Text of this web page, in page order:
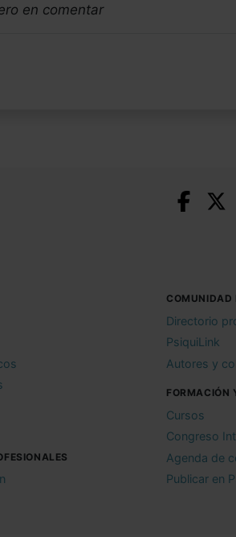
en comentar
COMUNIDAD
Directorio
PsiquiLink
Autores y
FORMACIÓN
Cursos
Congreso
Agenda de
Publicar en